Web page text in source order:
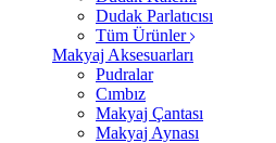
Dudak Parlatıcısı
Tüm Ürünler
Makyaj Aksesuarları
Pudralar
Cımbız
Makyaj Çantası
Makyaj Aynası